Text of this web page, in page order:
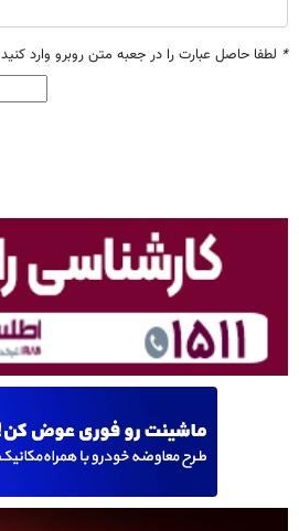
* لطفا حاصل عبارت را در جعبه متن روبرو وارد کنید